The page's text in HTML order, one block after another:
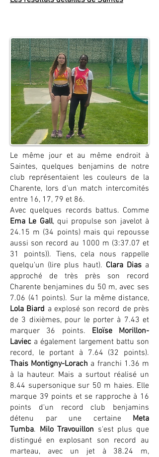
Le même jour et au même endroit à
Saintes, quelques benjamins de notre
club représentaient les couleurs de la
Charente, lors d'un match intercomités
entre 16, 17, 79 et 86.
Avec quelques records battus. Comme
Ema Le Gall, qui propulse son javelot à
24.15 m (34 points) mais qui repousse
aussi son record au 1000 m (3:37.07 et
31 points)). Tiens, cela nous rappelle
quelqu'un (lire plus haut). Clara Diasa
approché de très près son record
Charente benjamines du 50 m, avec ses
7.06 (41 points). Sur la même distance,
Lola Biard a explosé son record de près
de 3 dixièmes, pour le porter à 7.43 et
marquer 36 points. Eloïse Morillon-
Laviec a également largement battu son
record, le portant à 7.64 (32 points).
Thais Montigny-Lorach a franchi 1.36 m
à la hauteur. Mais a surtout réalisé un
8.44 supersonique sur 50 m haies. Elle
marque 39 points et se rapproche à 16
points d'un record club benjamins
détenu par une certaine Meta
Tumba. Milo Travouillon s'est plus que
distingué en explosant son record au
marteau, avec un jet à 38.24 m,